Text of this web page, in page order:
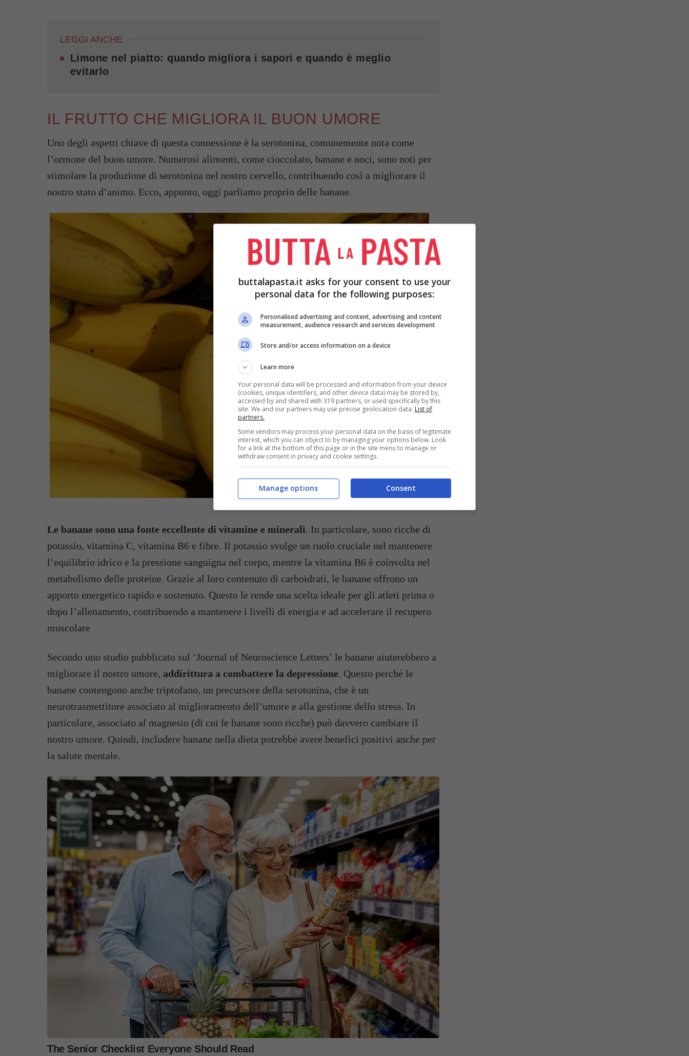
LEGGI ANCHE
Limone nel piatto: quando migliora i sapori e quando è meglio
evitarlo
IL FRUTTO CHE MIGLIORA IL BUON UMORE
Uno degli aspetti chiave di questa connessione è la serotonina, comunemente nota come
l’ormone del buon umore. Numerosi alimenti, come cioccolato, banane e noci, sono noti per
stimolare la produzione di serotonina nel nostro cervello, contribuendo così a migliorare il
nostro stato d’animo. Ecco, appunto, oggi parliamo proprio delle banane.
Le banane sono una fonte eccellente di vitamine e minerali. In particolare, sono ricche di
potassio, vitamina C, vitamina B6 e fibre. Il potassio svolge un ruolo cruciale nel mantenere
l’equilibrio idrico e la pressione sanguigna nel corpo, mentre la vitamina B6 è coinvolta nel
metabolismo delle proteine. Grazie al loro contenuto di carboidrati, le banane offrono un
apporto energetico rapido e sostenuto. Questo le rende una scelta ideale per gli atleti prima o
dopo l’allenamento, contribuendo a mantenere i livelli di energia e ad accelerare il recupero
muscolare
Secondo uno studio pubblicato sul ’Journal of Neuroscience Letters’ le banane aiuterebbero a
migliorare il nostro umore, addirittura a combattere la depressione. Questo perché le
banane contengono anche triptofano, un precursore della serotonina, che è un
neurotrasmettitore associato al miglioramento dell’umore e alla gestione dello stress. In
particolare, associato al magnesio (di cui le banane sono ricche) può davvero cambiare il
nostro umore. Quindi, includere banane nella dieta potrebbe avere benefici positivi anche per
la salute mentale.
buttalapasta.it asks for your consent to use your
personal data for the following purposes:
Personalised advertising and content, advertising and content
measurement, audience research and services development
Store and/or access information on a device
Learn more
Your personal data will be processed and information from your device
(cookies, unique identifiers, and other device data) may be stored by,
accessed by and shared with 319 partners, or used specifically by this
site. We and our partners may use precise geolocation data. List of
partners.
Some vendors may process your personal data on the basis of legitimate
interest, which you can object to by managing your options below. Look
for a link at the bottom of this page or in the site menu to manage or
withdraw consent in privacy and cookie settings.
Consent
Manage options